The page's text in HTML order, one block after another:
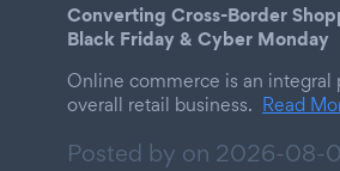
Converting Cross-Border
Black Friday & Cyber Monday
Online commerce is an integral
overall retail business. Read
Posted by on 2026-08-